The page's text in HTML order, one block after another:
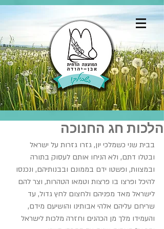
הלכות חג החנוכה
בבית שני כשמלכי יון, גזרו גזרות על ישראל
ובטלו דתם, ולא הניחו אותם לעסוק בתורה
ובמצוות, ופשטו ידם בממונם ובבנותיהם, ונכנסו
להיכל ופרצו בו פרצות וטמאו הטהרות, וצר להם
לישראל מאד מפניהם ולחצום לחץ גדול, עד
שריחם עליהם אלהי אבותינו והושיעם מידם,
והעמידו מלך מן הכהנים וחזרה מלכות לישראל